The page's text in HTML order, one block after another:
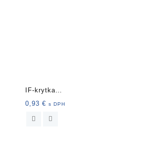
IF-krytka
nalepovacia40mm 3ks
11164 biela
0,93 € s DPH